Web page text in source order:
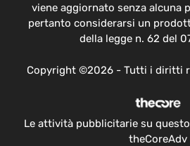
viene aggiornato senza alcuna
pertanto considerarsi un
della legge n. 62 del
Copyright ©2026 - Tutti i diritti
Le attività pubblicitarie su
theCoreAdv